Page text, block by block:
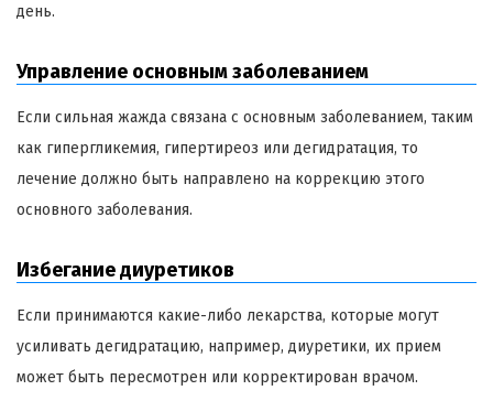
день.
Управление основным заболеванием
Если сильная жажда связана с основным заболеванием, таким
как гипергликемия, гипертиреоз или дегидратация, то
лечение должно быть направлено на коррекцию этого
основного заболевания.
Избегание диуретиков
Если принимаются какие-либо лекарства, которые могут
усиливать дегидратацию, например, диуретики, их прием
может быть пересмотрен или корректирован врачом.